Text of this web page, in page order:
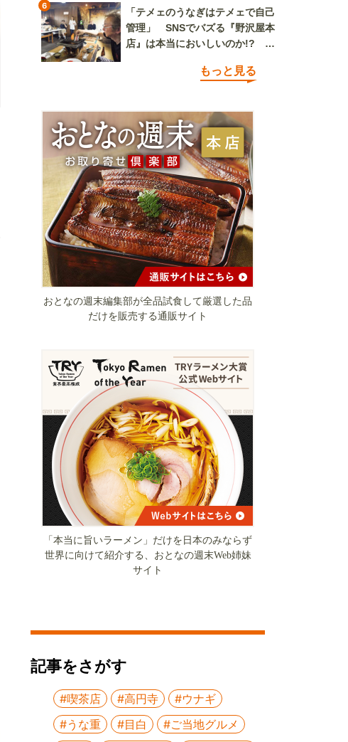
6
「テメェのうなぎはテメェで自己
管理」 SNSでバズる『野沢屋本
店』は本当においしいのか!? い
もっと見る
おとなの週末編集部が全品試食して厳選した品
だけを販売する通販サイト
「本当に旨いラーメン」だけを日本のみならず
世界に向けて紹介する、おとなの週末Web姉妹
サイト
記事をさがす
#喫茶店 #高円寺
#ウナギ
#うな重
#目白
#ご当地グルメ